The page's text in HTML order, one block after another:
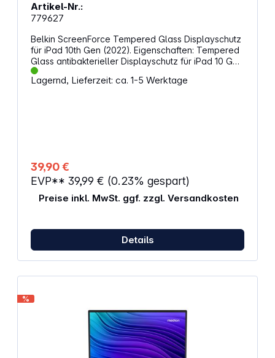
Artikel-Nr.:
779627
Belkin ScreenForce Tempered Glass Displayschutz
für iPad 10th Gen (2022). Eigenschaften: Tempered
Glass antibakterieller Displayschutz für iPad 10 Gen
(2022) Mit einem chemischen Prozess gefertigtes,
hochwertiges japanisches Hartglas Intelligente
Positionierungsschale, Reinigungstuch, Haftstreifen
zur Staubentfernung
Lagernd, Lieferzeit: ca. 1-5 Werktage
39,90 €
EVP** 39,99 € (0.23% gespart)
Preise inkl. MwSt. ggf. zzgl. Versandkosten
Details
%